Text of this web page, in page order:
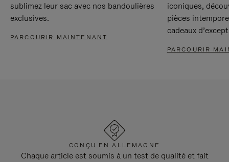
sublimez leur sac avec nos bandoulières
exclusives.
PARCOURIR MAINTENANT
iconiques,
pièces
cadeaux
PARCOURIR
CONÇU EN ALLEMAGNE
Chaque article est soumis à un test de qualité et fait